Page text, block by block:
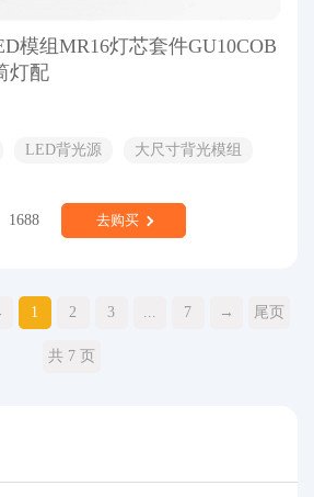
模组MR16灯芯套件GU10COB
灯配
LED背光源
大尺寸背光模组
1688 去购买
1 2 3 ... 7 → 尾页
共 7 页